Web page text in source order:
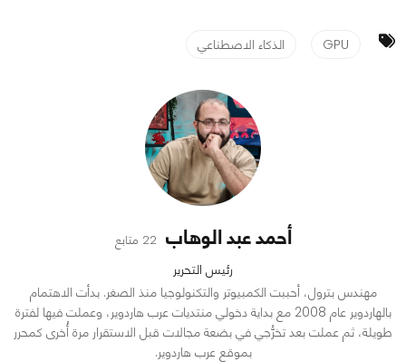
GPU الذكاء الاصطناعي
أحمد عبد الوهاب 22 متابع
رئيس التحرير
مهندس بترول، أحببت الكمبيوتر والتكنولوجيا منذ الصغر. بدأت الاهتمام
بالهاردوير عام 2008 مع بداية دخولي منتديات عرب هاردوير، وعملت فيها لفترة
طويلة، ثم عملت بعد تخرُّجي في بضعة مجالات قبل الاستقرار مرة أُخرى كمحرر
بموقع عرب هاردوير.